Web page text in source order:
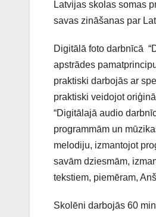
Latvijas skolas somas
savas zināšanas par
Digitālā foto darbnīcā
apstrādes
praktiski darbojās ar
praktiski veidojot
“Digitālajā audio
programmām un
melodiju, izmantojot
savām dziesmām,
tekstiem, piemēram,
Skolēni darbojās 60